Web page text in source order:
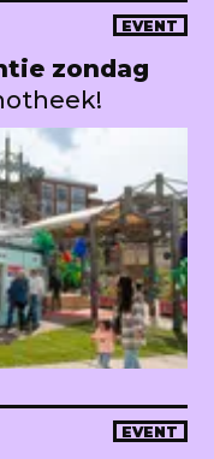
EVENT
zondag
EVENT